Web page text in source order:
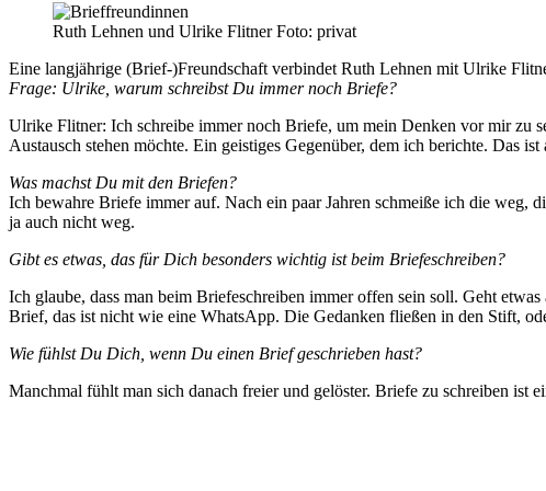
Ruth Lehnen und Ulrike Flitner Foto: privat
Eine langjährige (Brief-)Freundschaft verbindet Ruth Lehnen mit Ulrike
Frage: Ulrike, warum schreibst Du immer noch Briefe?
Ulrike Flitner: Ich schreibe immer noch Briefe, um mein Denken vor mir zu
Austausch stehen möchte. Ein geistiges Gegenüber, dem ich berichte. Das
Was machst Du mit den Briefen?
Ich bewahre Briefe immer auf. Nach ein paar Jahren schmeiße ich die weg,
ja auch nicht weg.
Gibt es etwas, das für Dich besonders wichtig ist beim Briefeschreiben?
Ich glaube, dass man beim Briefeschreiben immer offen sein soll. Geht
Brief, das ist nicht wie eine WhatsApp. Die Gedanken fließen in den Stift,
Wie fühlst Du Dich, wenn Du einen Brief geschrieben hast?
Manchmal fühlt man sich danach freier und gelöster. Briefe zu schreiben ist